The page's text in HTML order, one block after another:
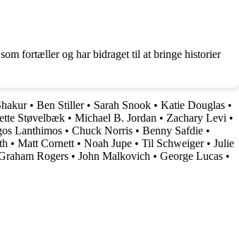
fortæller og har bidraget til at bringe historier
• Ben Stiller• Sarah Snook • Katie Douglas •
Støvelbæk • Michael B. Jordan • Zachary Levi •
Lanthimos • Chuck Norris • Benny Safdie •
• Matt Cornett • Noah Jupe • Til Schweiger• Julie
Rogers • John Malkovich • George Lucas •